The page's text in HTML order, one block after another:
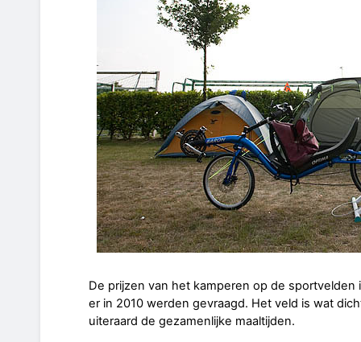
De prijzen van het kamperen op de
er in 2010 werden gevraagd. Het veld is wat
uiteraard de gezamenlijke maaltijden.